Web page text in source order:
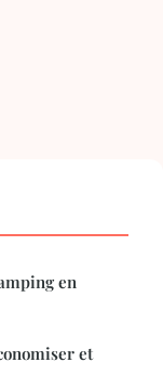
en
et